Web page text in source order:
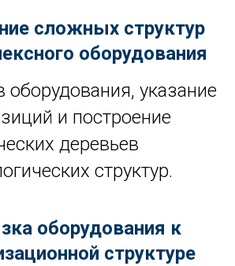
сложных структур
оборудования
оборудования, указание
и построение
деревьев
структур.
оборудования к
структуре